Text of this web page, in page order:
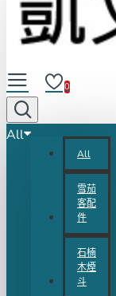
0
All
All
雪茄
客配
件
石楠
木煙
斗